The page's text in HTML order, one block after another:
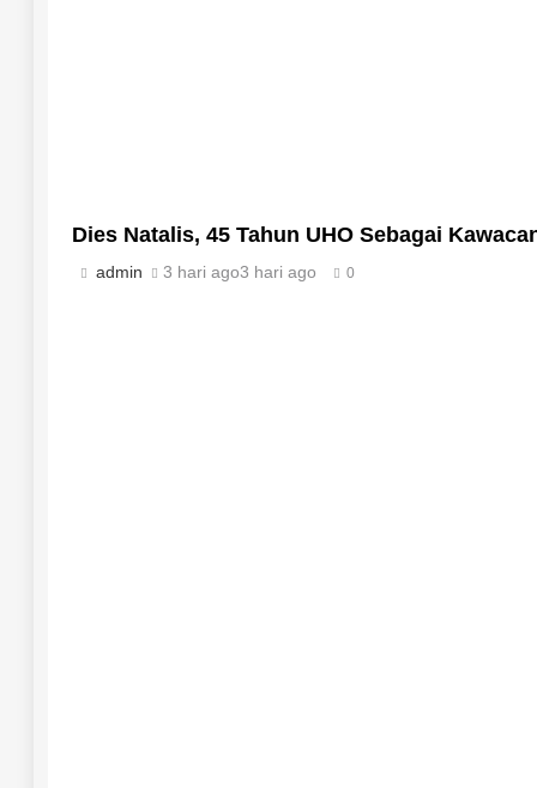
‎Dies Natalis, 45 Tahun UHO Sebagai
admin 3 hari ago3 hari ago 0